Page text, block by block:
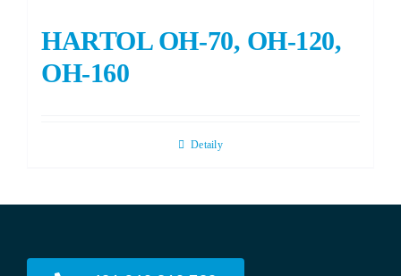
HARTOL OH-70, OH-120,
OH-160
Detaily